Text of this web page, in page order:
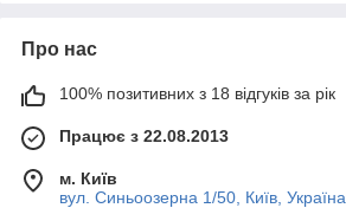
Про нас
100% позитивних з 18 відгуків за рік
Працює з 22.08.2013
м. Київ
вул. Синьоозерна 1/50, Київ, Україна